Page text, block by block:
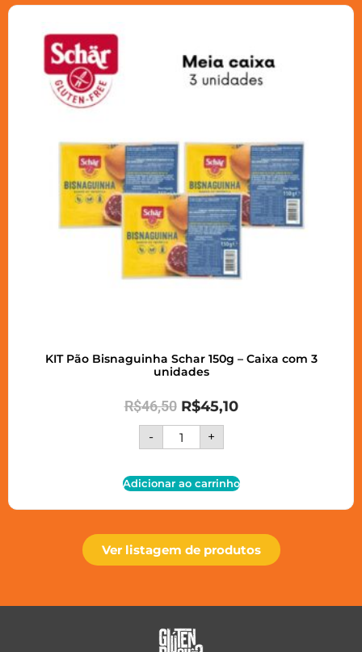
KIT Pão Bisnaguinha Schar 150g – Caixa com 3
unidades
R$46,50 R$45,10
- +
Adicionar ao carrinho
Ver listagem de produtos